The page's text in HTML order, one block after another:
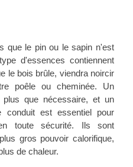
que le pin ou le sapin n'est
d'essences contiennent
le bois brûle, viendra noircir
poêle ou cheminée. Un
que nécessaire, et un
conduit est essentiel pour
toute sécurité. Ils sont
gros pouvoir calorifique,
de chaleur.